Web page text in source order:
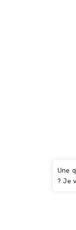
Une
? Je